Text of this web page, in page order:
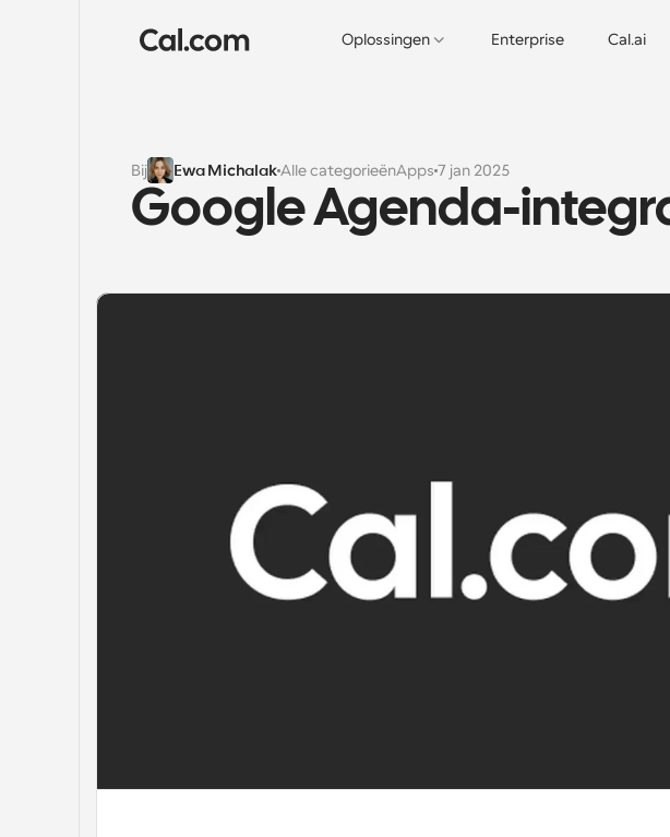
Oplossingen Enterprise Cal.ai
Bij Ewa MichalakAlle categorieënApps 7 jan 2025
Google Agenda-